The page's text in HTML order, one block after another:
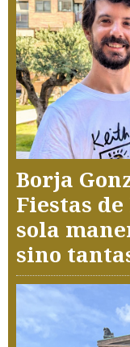
Borja
Fiestas
sola
sino